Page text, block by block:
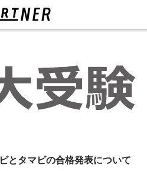
とタマビの合格発表について